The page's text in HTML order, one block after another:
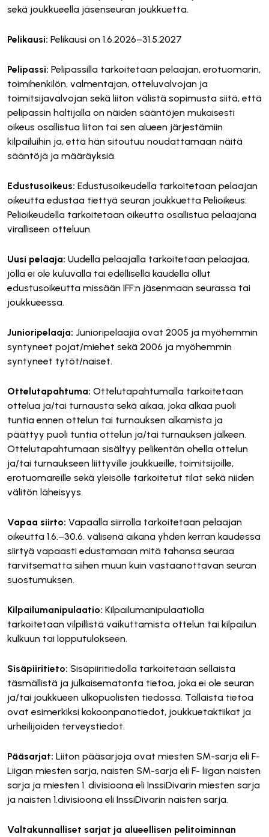
sekä joukkueella jäsenseuran joukkuetta.
Pelikausi: Pelikausi on 1.6.2026–31.5.2027
Pelipassi: Pelipassilla tarkoitetaan pelaajan, erotuomarin,
toimihenkilön, valmentajan, otteluvalvojan ja
toimitsijavalvojan sekä liiton välistä sopimusta siitä, että
pelipassin haltijalla on näiden sääntöjen mukaisesti
oikeus osallistua liiton tai sen alueen järjestämiin
kilpailuihin ja, että hän sitoutuu noudattamaan näitä
sääntöjä ja määräyksiä.
Edustusoikeus: Edustusoikeudella tarkoitetaan pelaajan
oikeutta edustaa tiettyä seuran joukkuetta Pelioikeus:
Pelioikeudella tarkoitetaan oikeutta osallistua pelaajana
viralliseen otteluun.
Uusi pelaaja: Uudella pelaajalla tarkoitetaan pelaajaa,
jolla ei ole kuluvalla tai edellisellä kaudella ollut
edustusoikeutta missään IFF:n jäsenmaan seurassa tai
joukkueessa.
Junioripelaaja: Junioripelaajia ovat 2005 ja myöhemmin
syntyneet pojat/miehet sekä 2006 ja myöhemmin
syntyneet tytöt/naiset.
Ottelutapahtuma: Ottelutapahtumalla tarkoitetaan
ottelua ja/tai turnausta sekä aikaa, joka alkaa puoli
tuntia ennen ottelun tai turnauksen alkamista ja
päättyy puoli tuntia ottelun ja/tai turnauksen jälkeen.
Ottelutapahtumaan sisältyy pelikentän ohella ottelun
ja/tai turnaukseen liittyville joukkueille, toimitsijoille,
erotuomareille sekä yleisölle tarkoitetut tilat sekä niiden
välitön läheisyys.
Vapaa siirto: Vapaalla siirrolla tarkoitetaan pelaajan
oikeutta 1.6.–30.6. välisenä aikana yhden kerran kaudessa
siirtyä vapaasti edustamaan mitä tahansa seuraa
tarvitsematta siihen muun kuin vastaanottavan seuran
suostumuksen.
Kilpailumanipulaatio: Kilpailumanipulaatiolla
tarkoitetaan vilpillistä vaikuttamista ottelun tai kilpailun
kulkuun tai lopputulokseen.
Sisäpiiritieto: Sisäpiiritiedolla tarkoitetaan sellaista
täsmällistä ja julkaisematonta tietoa, joka ei ole seuran
ja/tai joukkueen ulkopuolisten tiedossa. Tällaista tietoa
ovat esimerkiksi kokoonpanotiedot, joukkuetaktiikat ja
urheilijoiden terveystiedot.
Pääsarjat: Liiton pääsarjoja ovat miesten SM-sarja eli F-
Liigan miesten sarja, naisten SM-sarja eli F- liigan naisten
sarja ja miesten 1. divisioona eli InssiDivarin miesten sarja
ja naisten 1.divisioona eli InssiDivarin naisten sarja.
Valtakunnalliset sarjat ja alueellisen pelitoiminnan